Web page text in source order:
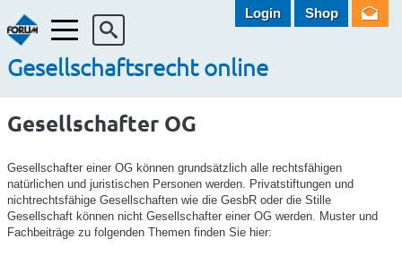
Menü
Gesellschaftsrecht online
Login Shop
Gesellschafter OG
Gesellschafter einer OG können grundsätzlich alle rechtsfähigen
natürlichen und juristischen Personen werden. Privatstiftungen und
nichtrechtsfähige Gesellschaften wie die GesbR oder die Stille
Gesellschaft können nicht Gesellschafter einer OG werden. Muster und
Fachbeiträge zu folgenden Themen finden Sie hier: